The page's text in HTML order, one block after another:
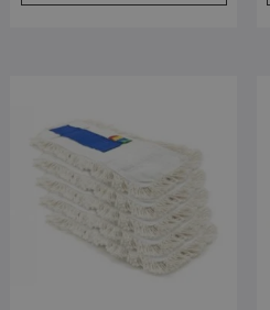
19.99 zł.
12.99 zł.